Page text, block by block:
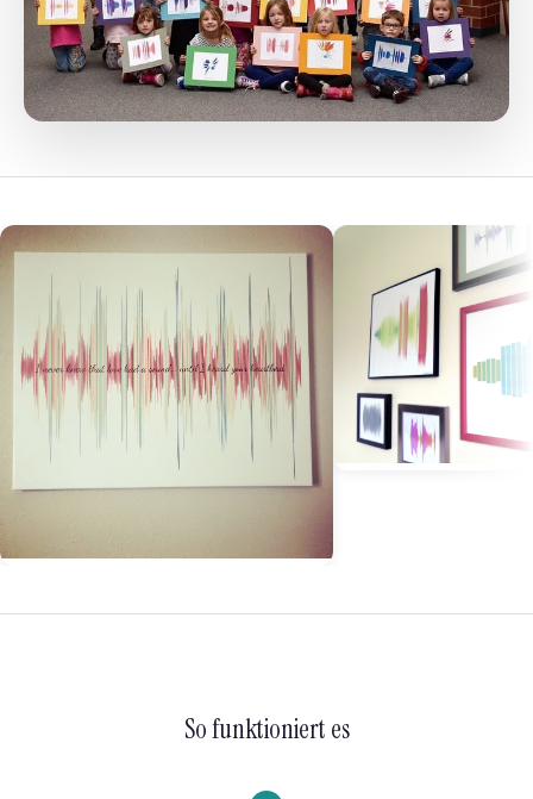
So funktioniert es